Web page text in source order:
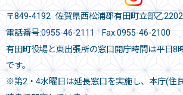
〒849-4192 佐賀県西松浦郡有田町立部乙
電話番号:0955-46-2111 Fax:0955-46-2100
有田町役場と東出張所の窓口開庁時間は平日8
です。
※第2・4水曜日は延長窓口を実施し、本庁(住